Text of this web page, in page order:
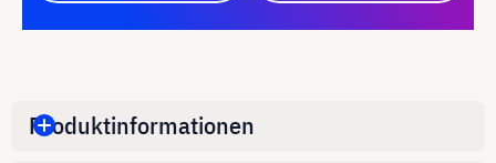
Produktinformationen